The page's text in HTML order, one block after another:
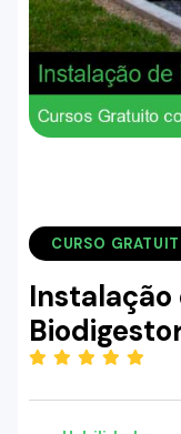
CURSO
Instalação